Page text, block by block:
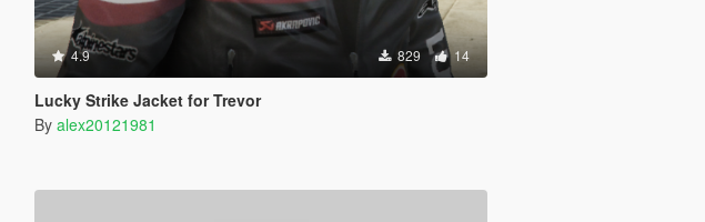
4.9 829 14
Lucky Strike Jacket for Trevor
By alex20121981